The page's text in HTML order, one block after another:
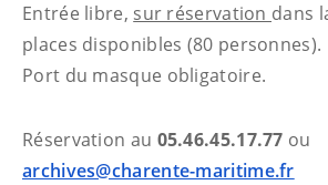
Entrée libre, sur réservation dans
places disponibles (80 personnes).
Port du masque obligatoire.
Réservation au 05.46.45.17.77 ou
archives@charente-maritime.fr